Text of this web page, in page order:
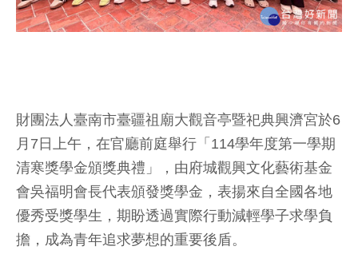
財團法人臺南市臺疆祖廟大觀音亭暨祀典興濟宮於6
月7日上午，在官廳前庭舉行「114學年度第一學期
清寒獎學金頒獎典禮」，由府城觀興文化藝術基金
會吳福明會長代表頒發獎學金，表揚來自全國各地
優秀受獎學生，期盼透過實際行動減輕學子求學負
擔，成為青年追求夢想的重要後盾。